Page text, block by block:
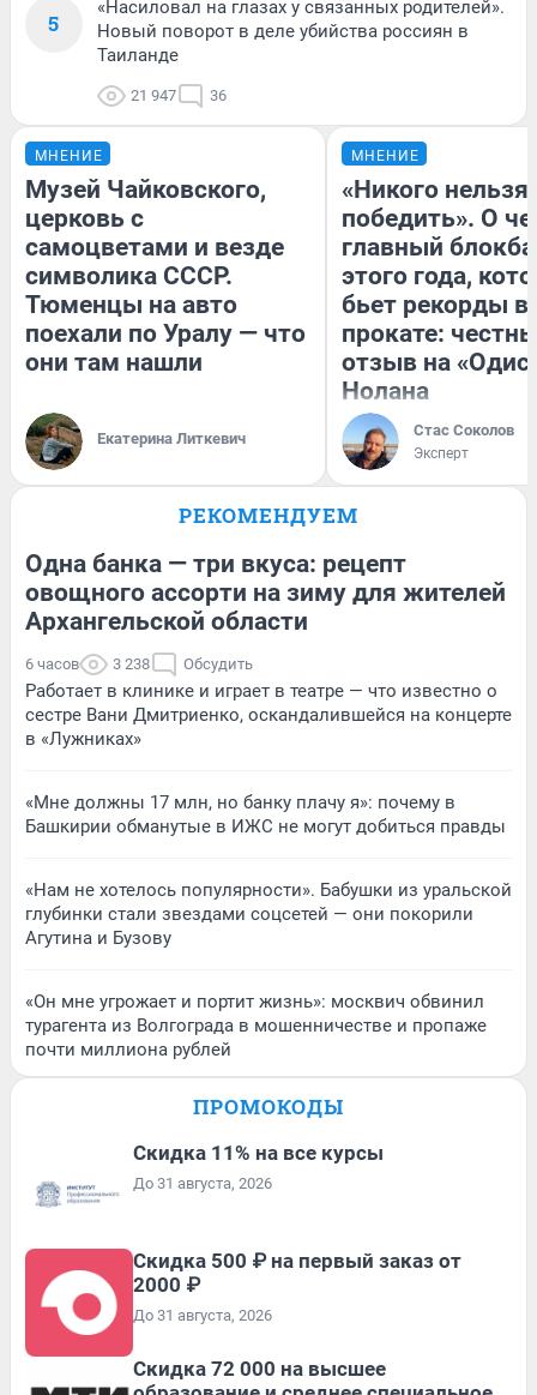
5
«Насиловал на глазах у связанных родителей».
Новый поворот в деле убийства россиян в
Таиланде
21 947 36
МНЕНИЕ
Музей Чайковского,
церковь с
самоцветами и везде
символика СССР.
Тюменцы на авто
поехали по Уралу — что
они там нашли
Екатерина Литкевич
МНЕНИЕ
«Никого нельзя
победить». О
главный
этого года,
бьет рекорды в
прокате:
отзыв на
Нолана
Стас Соколов
Эксперт
РЕКОМЕНДУЕМ
Одна банка — три вкуса: рецепт
овощного ассорти на зиму для жителей
Архангельской области
6 часов 3 238 Обсудить
Работает в клинике и играет в театре — что известно о
сестре Вани Дмитриенко, оскандалившейся на концерте
в «Лужниках»
«Мне должны 17 млн, но банку плачу я»: почему в
Башкирии обманутые в ИЖС не могут добиться правды
«Нам не хотелось популярности». Бабушки из уральской
глубинки стали звездами соцсетей — они покорили
Агутина и Бузову
«Он мне угрожает и портит жизнь»: москвич обвинил
турагента из Волгограда в мошенничестве и пропаже
почти миллиона рублей
ПРОМОКОДЫ
Скидка 11% на все курсы
До 31 августа, 2026
Скидка 500 ₽ на первый заказ от
2000 ₽
До 31 августа, 2026
Скидка 72 000 на высшее